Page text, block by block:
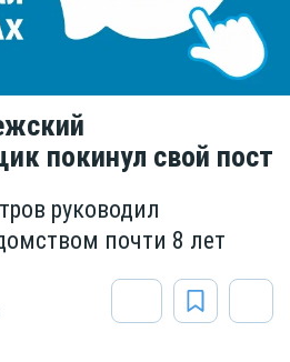
покинул свой пост
руководил
почти 8 лет